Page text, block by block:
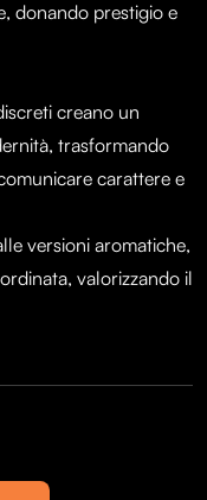
donando prestigio e
creano un
trasformando
carattere e
versioni aromatiche,
valorizzando il